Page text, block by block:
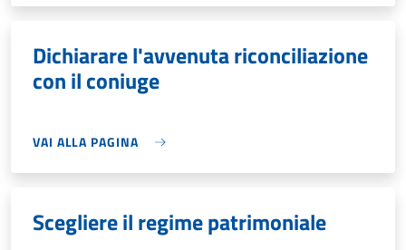
Dichiarare l'avvenuta riconciliazione
con il coniuge
VAI ALLA PAGINA
Scegliere il regime patrimoniale